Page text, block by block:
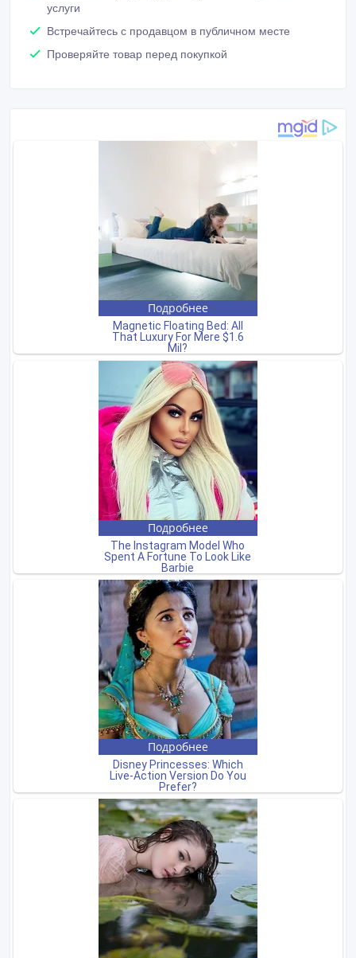
услуги
Встречайтесь с продавцом в публичном месте
Проверяйте товар перед покупкой